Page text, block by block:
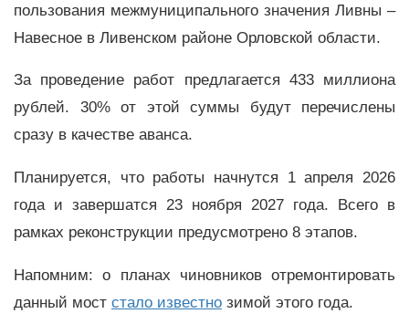
пользования межмуниципального значения Ливны –
Навесное в Ливенском районе Орловской области.
За проведение работ предлагается 433 миллиона
рублей. 30% от этой суммы будут перечислены
сразу в качестве аванса.
Планируется, что работы начнутся 1 апреля 2026
года и завершатся 23 ноября 2027 года. Всего в
рамках реконструкции предусмотрено 8 этапов.
Напомним: о планах чиновников отремонтировать
данный мост стало известно зимой этого года.